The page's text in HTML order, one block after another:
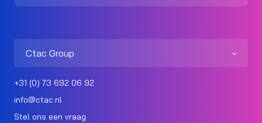
Ctac Group
+31 (0) 73 692 06 92
info@ctac.nl
Stel ons een vraag